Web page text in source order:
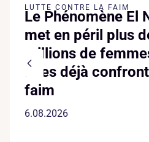
LUTTE CONTRE LA FAIM
Le Phénomène El
met en péril plus
millions de
filles déjà
faim
6.08.2026